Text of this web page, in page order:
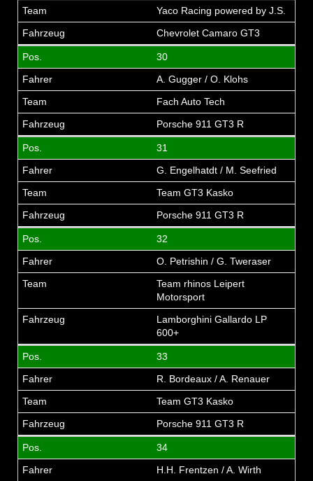
Yaco Racing powered by J.S.
Chevrolet Camaro GT3
30
A. Gugger / O. Klohs
Fach Auto Tech
Porsche 911 GT3 R
31
G. Engelhatdt / M. Seefried
Team GT3 Kasko
Porsche 911 GT3 R
32
O. Petrishin / G. Tweraser
Team rhinos Leipert
Motorsport
Lamborghini Gallardo LP
600+
33
R. Bordeaux / A. Renauer
Team GT3 Kasko
Porsche 911 GT3 R
34
H.H. Frentzen / A. Wirth